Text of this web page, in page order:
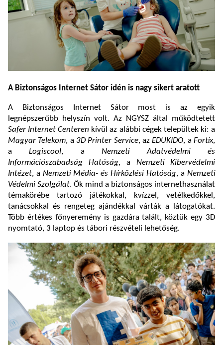
A Biztonságos Internet Sátor idén is nagy sikert aratott
A Biztonságos Internet Sátor most is az egyik
legnépszerűbb helyszín volt. Az NGYSZ által működtetett
Safer Internet Centeren kívül az alábbi cégek települtek ki: a
Magyar Telekom, a 3D Printer Service, azEDUKIDO, aFortix,
aLogiscool, aNemzeti Adatvédelmi és
Információszabadság Hatóság, a Nemzeti Kibervédelmi
Intézet, a Nemzeti Média- és Hírközlési Hatóság, a Nemzeti
Védelmi Szolgálat. Ők mind a biztonságos internethasználat
témakörébe tartozó játékokkal, kvízzel, vetélkedőkkel,
tanácsokkal és rengeteg ajándékkal várták a látogatókat.
Több értékes főnyeremény is gazdára talált, köztük egy 3D
nyomtató, 3 laptop és tábori részvételi lehetőség.